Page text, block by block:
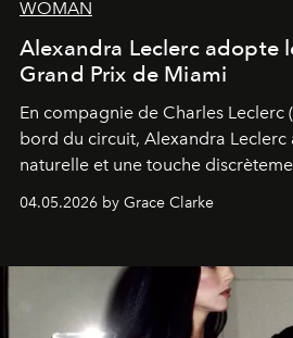
WOMAN
Alexandra Leclerc adopte
Grand Prix de Miami
En compagnie de Charles Leclerc
bord du circuit, Alexandra
naturelle et une touche
de la Formule 1.
04.05.2026 by Grace Clarke